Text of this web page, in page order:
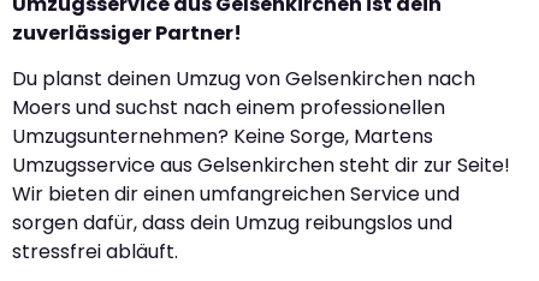
zuverlässiger Partner!
Du planst deinen Umzug von Gelsenkirchen nach
Moers und suchst nach einem professionellen
Umzugsunternehmen? Keine Sorge, Martens
Umzugsservice aus Gelsenkirchen steht dir zur Seite!
Wir bieten dir einen umfangreichen Service und
sorgen dafür, dass dein Umzug reibungslos und
stressfrei abläuft.